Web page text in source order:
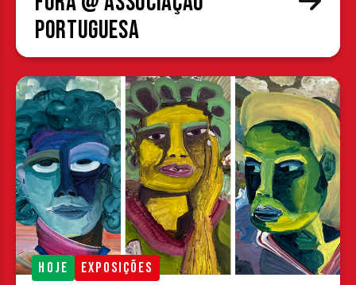
Portuguesa
HOJE EXPOSIÇÕES